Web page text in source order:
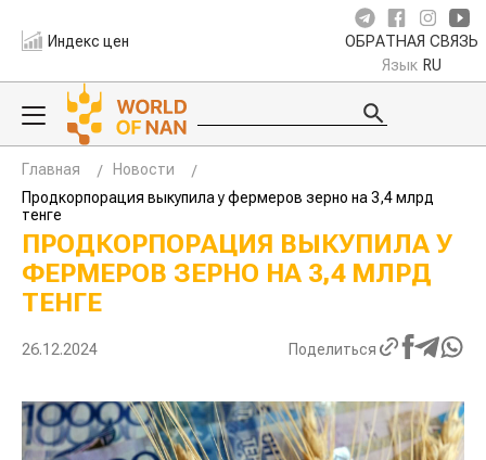
Индекс цен ОБРАТНАЯ СВЯЗЬ
Язык RU
Главная
Новости
Продкорпорация выкупила у фермеров зерно на 3,4 млрд
тенге
ПРОДКОРПОРАЦИЯ ВЫКУПИЛА У
ФЕРМЕРОВ ЗЕРНО НА 3,4 МЛРД
ТЕНГЕ
26.12.2024 Поделиться